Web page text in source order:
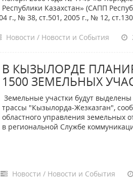
Республики Казахстан» (САПП
г., № 38, ст.501, 2005 г., № 12,
Новости / Новости и События
В КЫЗЫЛОРДЕ
1500 ЗЕМЕЛЬНЫХ
Земельные участки будут
трассы "Кызылорда-Жезказган",
областного управления
в региональной Службе
Новости / Новости и События